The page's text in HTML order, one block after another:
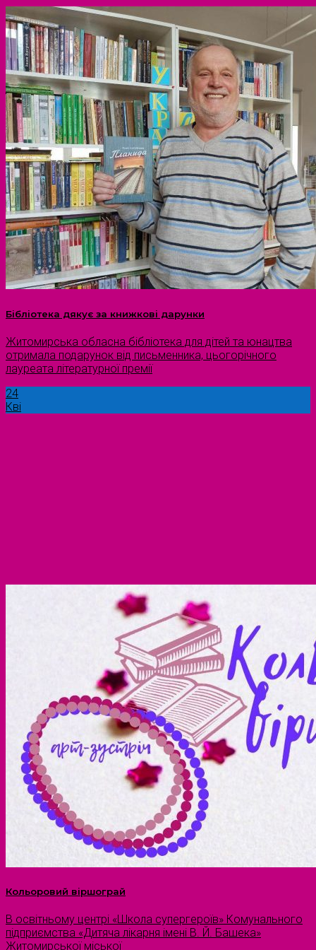
Бібліотека дякує за книжкові дарунки
Житомирська обласна бібліотека для дітей та юнацтва
отримала подарунок від письменника, цьогорічного
лауреата літературної премії
24
Кві
Кольоровий віршограй
В освітньому центрі «Школа супергероїв» Комунального
підприємства «Дитяча лікарня імені В. Й. Башека»
Житомирської міської